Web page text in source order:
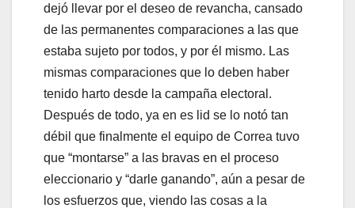
dejó llevar por el deseo de revancha, cansado
de las permanentes comparaciones a las que
estaba sujeto por todos, y por él mismo. Las
mismas comparaciones que lo deben haber
tenido harto desde la campaña electoral.
Después de todo, ya en es lid se lo notó tan
débil que finalmente el equipo de Correa tuvo
que “montarse” a las bravas en el proceso
eleccionario y “darle ganando”, aún a pesar de
los esfuerzos que, viendo las cosas a la